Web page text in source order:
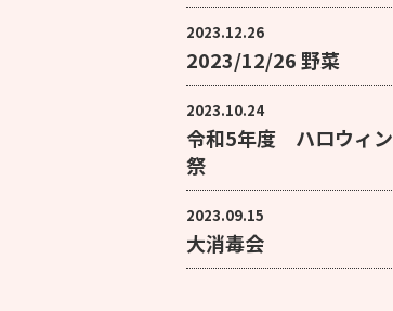
2023.12.26
2023/12/26 野菜
2023.10.24
令和5年度 ハロウィン
祭
2023.09.15
大消毒会